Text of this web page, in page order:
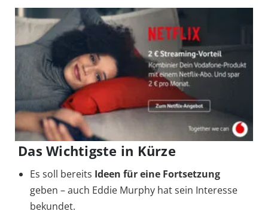
Das Wichtigste in Kürze
Es soll bereits Ideen für eine Fortsetzung
geben – auch Eddie Murphy hat sein Interesse
bekundet.